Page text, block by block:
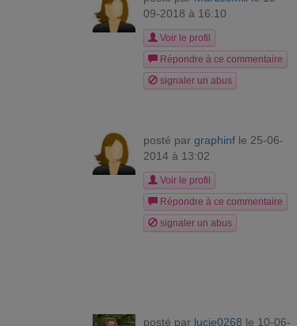
09-2018 à 16:10
Voir le profil
Répondre à ce commentaire
signaler un abus
posté par graphinf le 25-06-
2014 à 13:02
Voir le profil
Répondre à ce commentaire
signaler un abus
posté par lucie0268 le 10-06-